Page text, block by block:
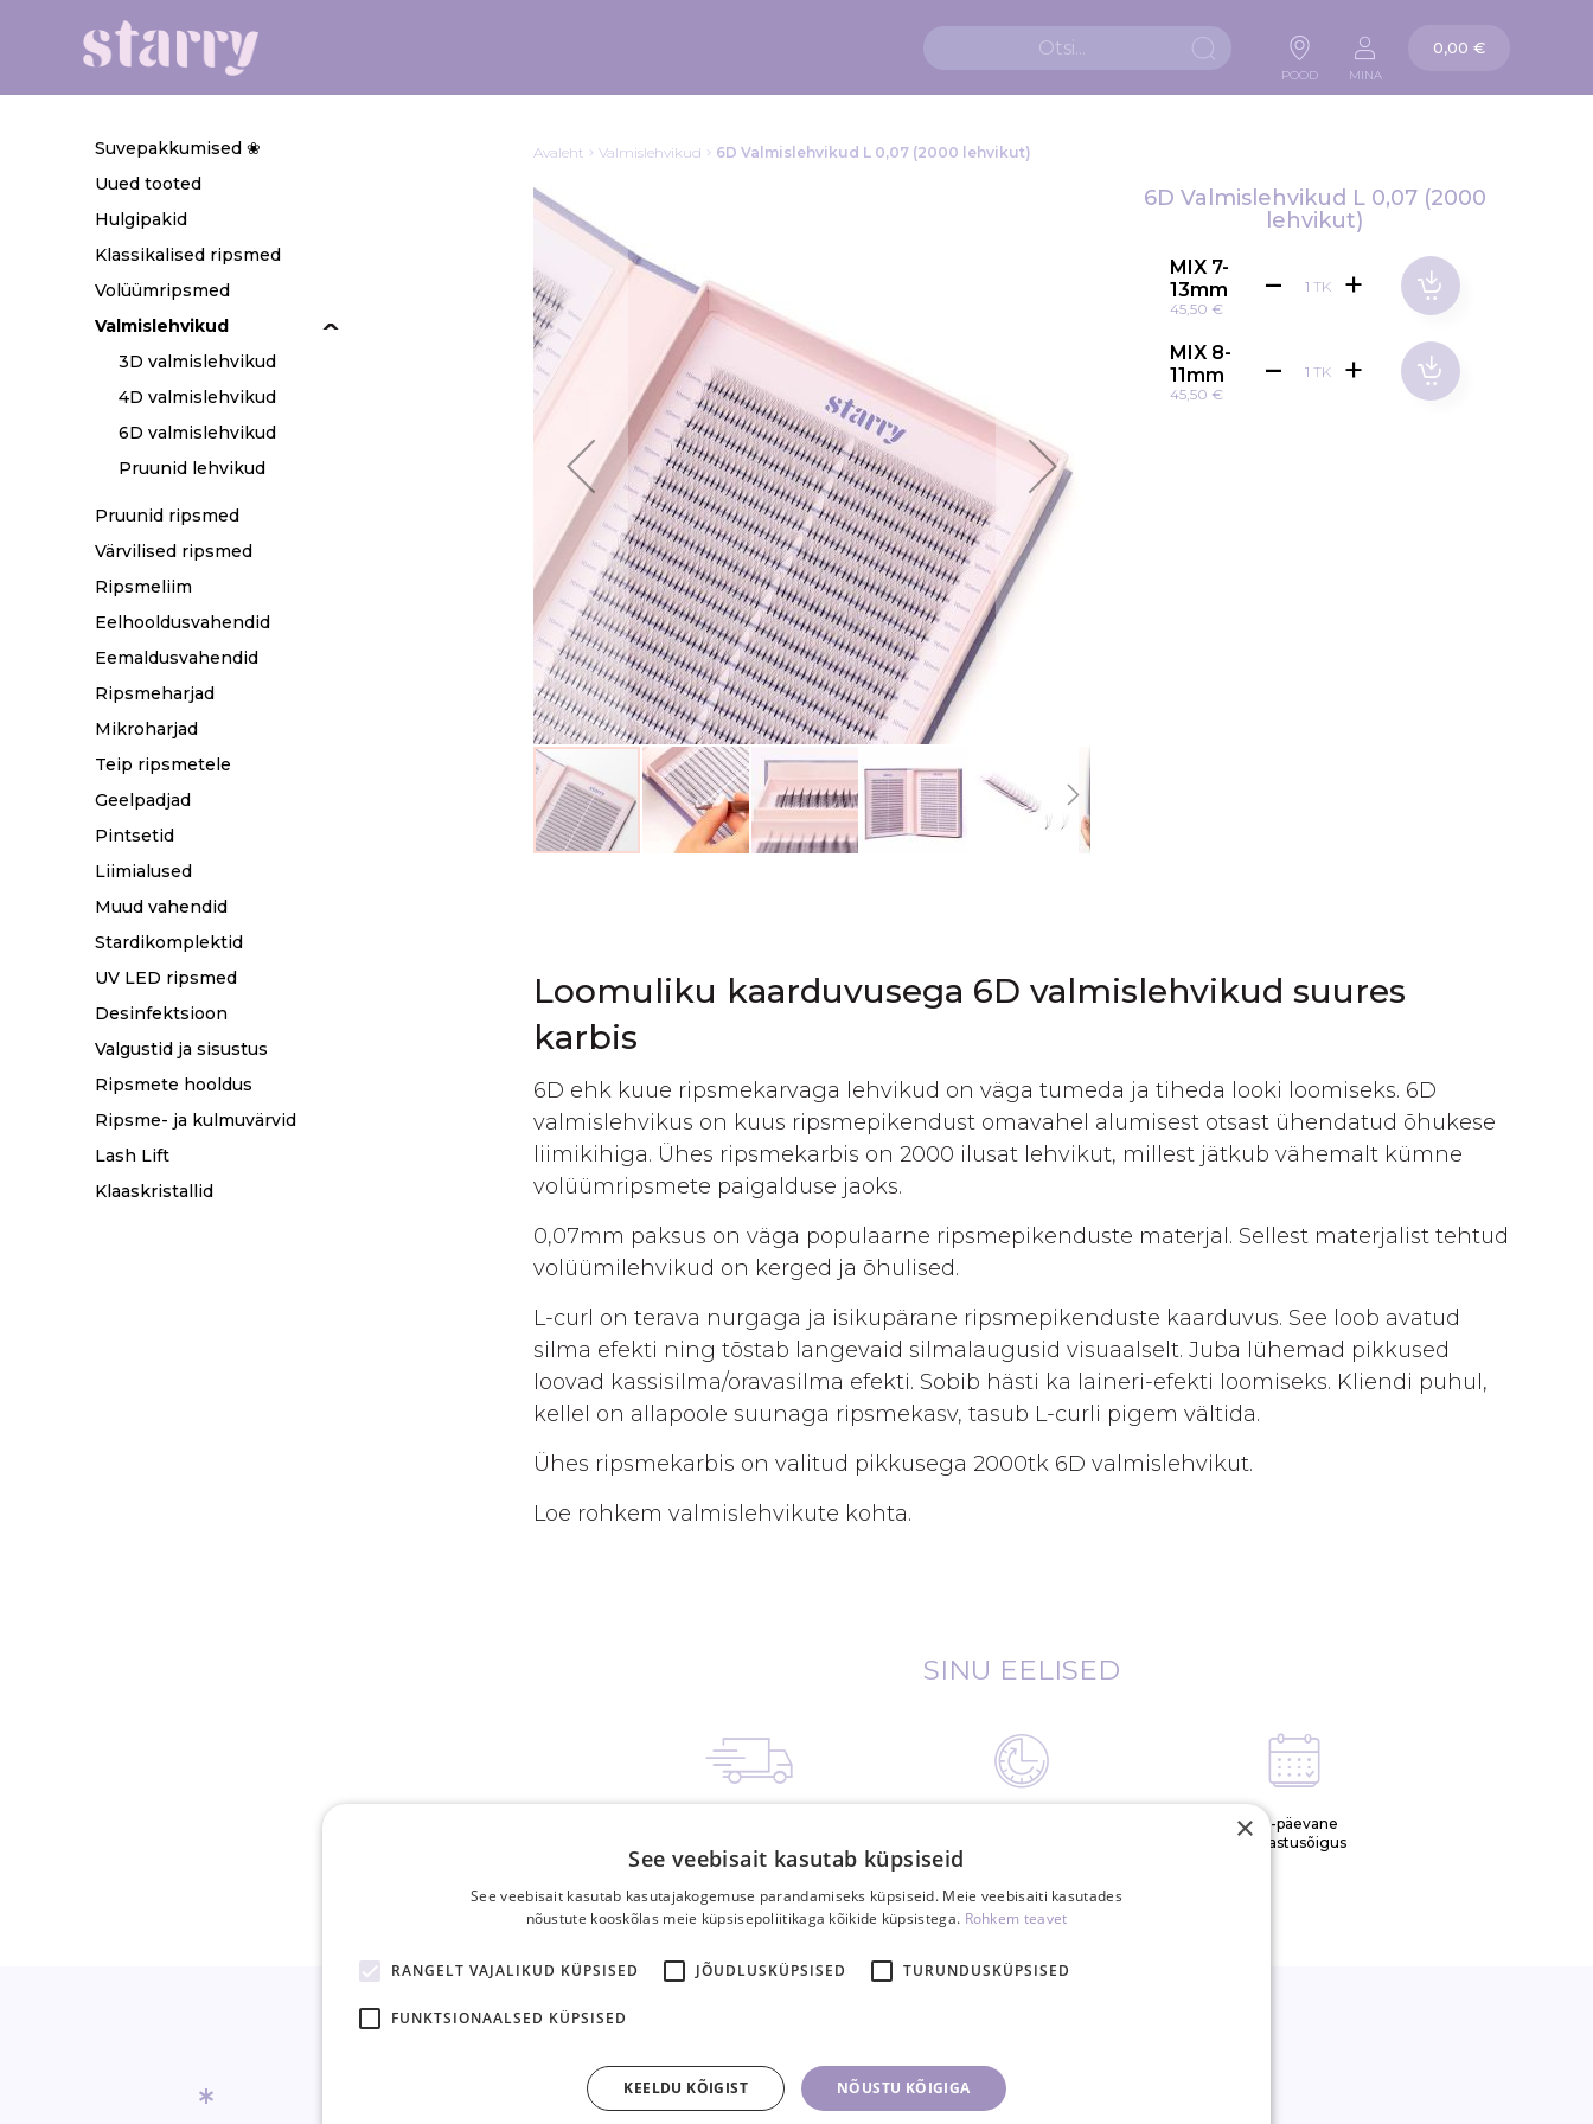
POOD MINA
Ostukorv
0,00 €
Suvepakkumised ❀
Uued tooted
Hulgipakid
Klassikalised ripsmed
Volüümripsmed
Valmislehvikud
3D valmislehvikud
4D valmislehvikud
6D valmislehvikud
Pruunid lehvikud
Pruunid ripsmed
Värvilised ripsmed
Ripsmeliim
Eelhooldusvahendid
Eemaldusvahendid
Ripsmeharjad
Mikroharjad
Teip ripsmetele
Geelpadjad
Pintsetid
Liimialused
Muud vahendid
Stardikomplektid
UV LED ripsmed
Desinfektsioon
Valgustid ja sisustus
Ripsmete hooldus
Ripsme- ja kulmuvärvid
Lash Lift
Klaaskristallid
Skip
end
of
the
images
gallery
of
the
images
6D Valmislehvikud L 0,07 (2000
lehvikut)
Avaleht Valmislehvikud 6D Valmislehvikud L 0,07 (2000 lehvikut)
MIX 7-
13mm
45,50 €
TK
MIX 8-
11mm
45,50 €
TK
Loomuliku kaarduvusega 6D valmislehvikud suures
karbis
6D ehk kuue ripsmekarvaga lehvikud on väga tumeda ja tiheda looki loomiseks. 6D
valmislehvikus on kuus ripsmepikendust omavahel alumisest otsast ühendatud õhukese
liimikihiga. Ühes ripsmekarbis on 2000 ilusat lehvikut, millest jätkub vähemalt kümne
volüümripsmete paigalduse jaoks.
0,07mm paksus on väga populaarne ripsmepikenduste materjal. Sellest materjalist tehtud
volüümilehvikud on kerged ja õhulised.
L-curl on terava nurgaga ja isikupärane ripsmepikenduste kaarduvus. See loob avatud
silma efekti ning tõstab langevaid silmalaugusid visuaalselt. Juba lühemad pikkused
loovad kassisilma/oravasilma efekti. Sobib hästi ka laineri-efekti loomiseks. Kliendi puhul,
kellel on allapoole suunaga ripsmekasv, tasub L-curli pigem vältida.
Ühes ripsmekarbis on valitud pikkusega 2000tk 6D valmislehvikut.
Loe rohkem valmislehvikute kohta.
SINU EELISED
tellimusele
30-päevane
tagastusõigus
* *
×
See veebisait kasutab küpsiseid
See veebisait kasutab kasutajakogemuse parandamiseks küpsiseid. Meie veebisaiti kasutades
nõustute kooskõlas meie küpsisepoliitikaga kõikide küpsistega. Rohkem teavet
RANGELT VAJALIKUD KÜPSISED JÕUDLUSKÜPSISED TURUNDUSKÜPSISED
FUNKTSIONAALSED KÜPSISED
NÕUSTU KÕIGIGA
KEELDU KÕIGIST